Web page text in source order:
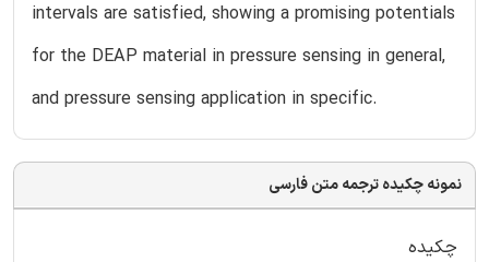
intervals are satisfied, showing a promising potentials
for the DEAP material in pressure sensing in general,
and pressure sensing application in specific.
نمونه چکیده ترجمه متن فارسی
چکیده